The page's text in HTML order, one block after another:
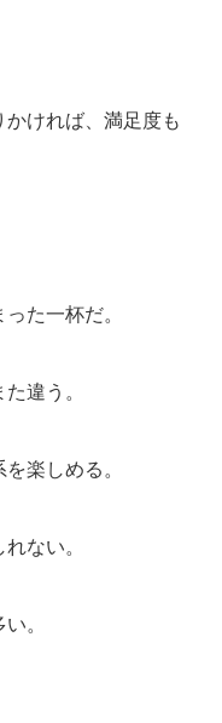
ければ、満足度も
た一杯だ。
違う。
楽しめる。
ない。
。